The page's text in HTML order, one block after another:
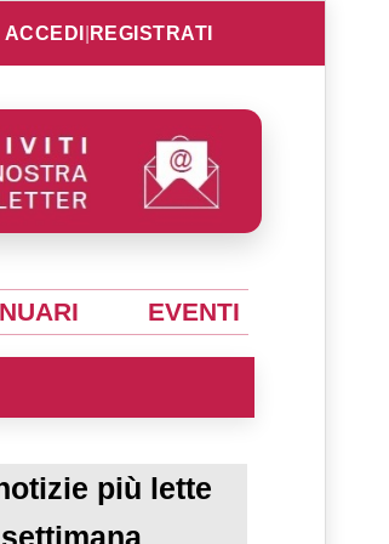
ACCEDI REGISTRATI
EVENTI
più lette